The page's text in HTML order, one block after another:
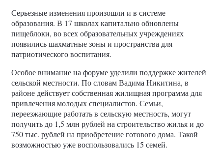
Серьезные изменения произошли и в системе
образования. В 17 школах капитально обновлены
пищеблоки, во всех образовательных учреждениях
появились шахматные зоны и пространства для
патриотического воспитания.
Особое внимание на форуме уделили поддержке жителей
сельской местности. По словам Вадима Никитина, в
районе действует собственная жилищная программа для
привлечения молодых специалистов. Семьи,
переезжающие работать в сельскую местность, могут
получить до 1,5 млн рублей на строительство жилья и до
750 тыс. рублей на приобретение готового дома. Такой
возможностью уже воспользовались 15 семей.